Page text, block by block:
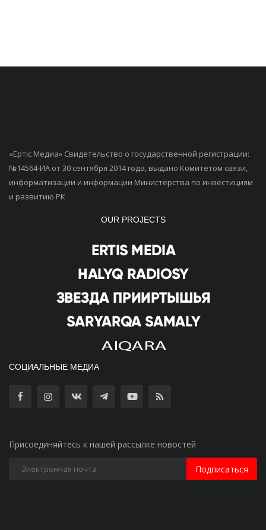
«Ертiс Медиа» Свидетельство о государственной регистрации:
№14564-ИА от 30 сентября 2014 года, выдано Комитетом связи,
информатизации и информации Министерства по инвестициям
и развитию РК
OUR PROJECTS
СОЦИАЛЬНЫЕ МЕДИА
Присоединяйтесь к нашей рассылке новостей
Подписаться